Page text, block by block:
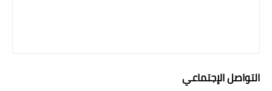
التواصل الإجتماعي